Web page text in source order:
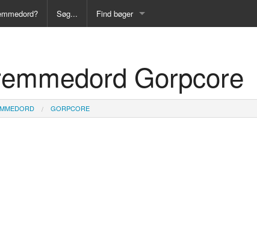
Søg... Find bøger
Ordbog over det danske sprog
Gorpcore
GORPCORE